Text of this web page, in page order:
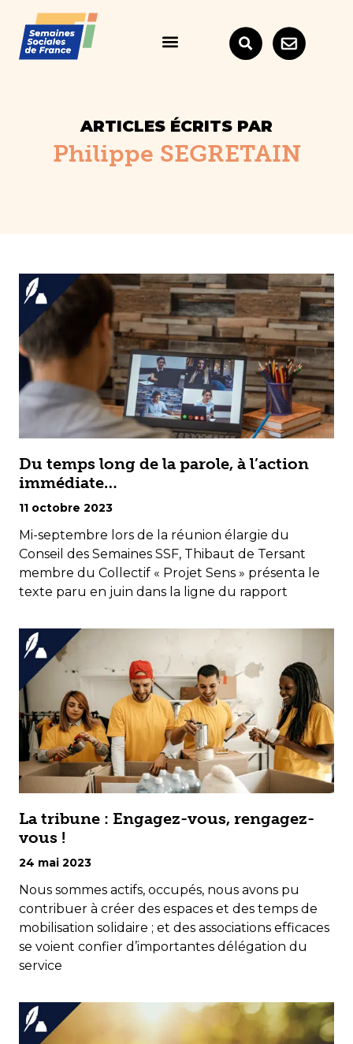
ARTICLES ÉCRITS PAR
Philippe SEGRETAIN
Du temps long de la parole, à l’action
immédiate…
11 octobre 2023
Mi-septembre lors de la réunion élargie du
Conseil des Semaines SSF, Thibaut de Tersant
membre du Collectif « Projet Sens » présenta le
texte paru en juin dans la ligne du rapport
La tribune : Engagez-vous, rengagez-
vous !
24 mai 2023
Nous sommes actifs, occupés, nous avons pu
contribuer à créer des espaces et des temps de
mobilisation solidaire ; et des associations efficaces
se voient confier d’importantes délégation du
service